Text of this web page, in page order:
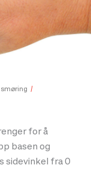
for å
basen og
sidevinkel fra 0
– ni forskjellige